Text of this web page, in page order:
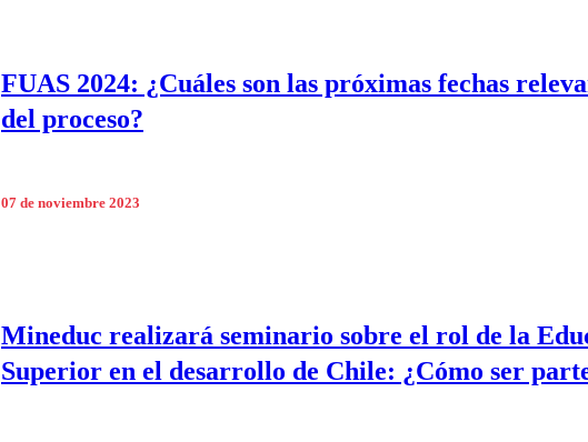
FUAS 2024: ¿Cuáles son las próximas fechas
del proceso?
07 de noviembre 2023
Mineduc realizará seminario sobre el rol de la
Superior en el desarrollo de Chile: ¿Cómo ser